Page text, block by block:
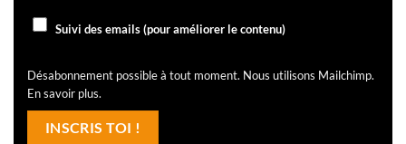
Suivi des emails (pour améliorer le contenu)
Désabonnement possible à tout moment. Nous utilisons Mailchimp.
En savoir plus.